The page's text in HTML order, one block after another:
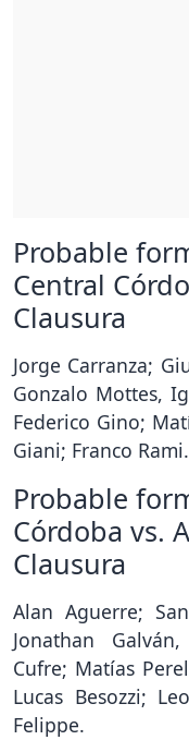
Probable
Central
Clausura
Jorge Carranza;
Gonzalo Mottes,
Federico Gino;
Giani; Franco
Probable
Córdoba vs.
Clausura
Alan Aguerre;
Jonathan
Cufre; Matías
Lucas Besozzi;
Felippe.